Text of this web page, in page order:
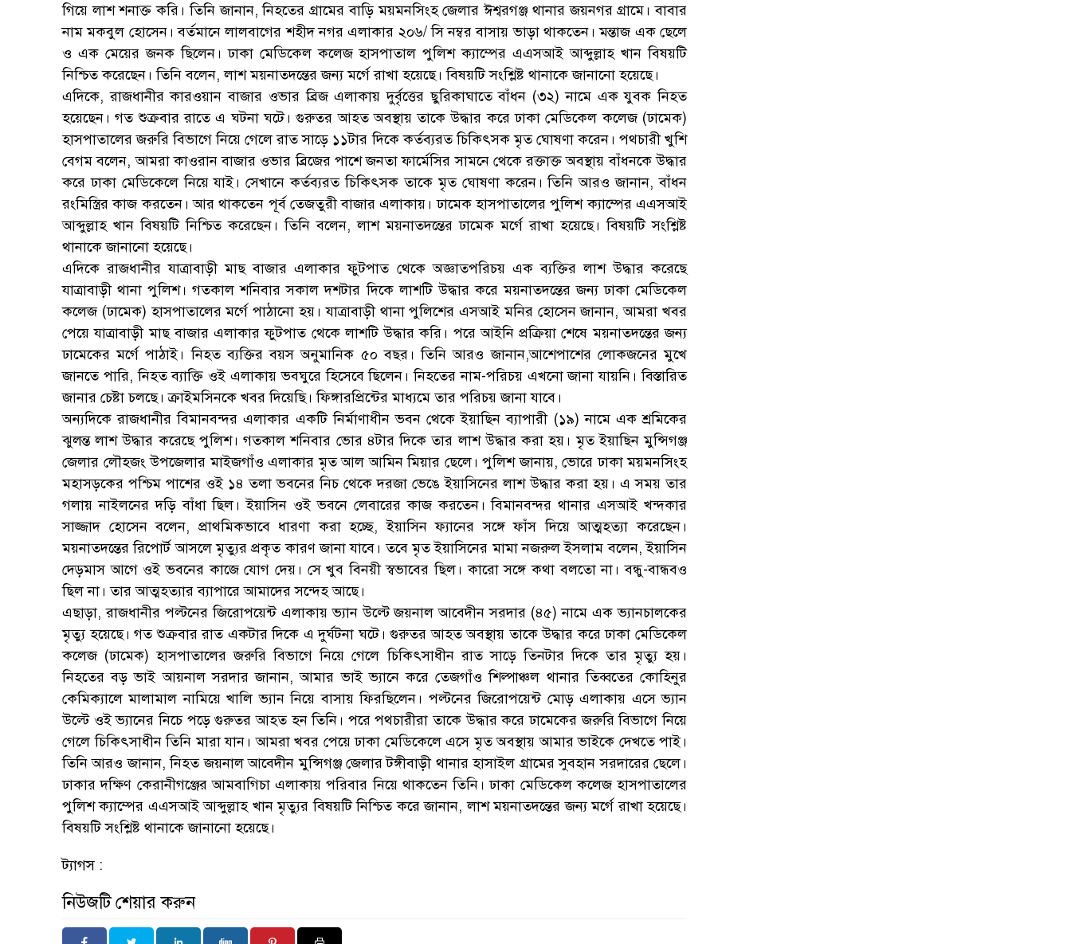
গিয়ে লাশ শনাক্ত করি। তিনি জানান, নিহতের গ্রামের বাড়ি ময়মনসিংহ জেলার ঈশ্বরগঞ্জ থানার জয়নগর গ্রামে। বাবার
নাম মকবুল হোসেন। বর্তমানে লালবাগের শহীদ নগর এলাকার ২০৬/ সি নম্বর বাসায় ভাড়া থাকতেন। মন্তাজ এক ছেলে
ও এক মেয়ের জনক ছিলেন। ঢাকা মেডিকেল কলেজ হাসপাতাল পুলিশ ক্যাম্পের এএসআই আব্দুল্লাহ খান বিষয়টি
নিশ্চিত করেছেন। তিনি বলেন, লাশ ময়নাতদন্তের জন্য মর্গে রাখা হয়েছে। বিষয়টি সংশ্লিষ্ট থানাকে জানানো হয়েছে।
এদিকে, রাজধানীর কারওয়ান বাজার ওভার ব্রিজ এলাকায় দুর্বৃত্তের ছুরিকাঘাতে বাঁধন (৩২) নামে এক যুবক নিহত
হয়েছেন। গত শুক্রবার রাতে এ ঘটনা ঘটে। গুরুতর আহত অবস্থায় তাকে উদ্ধার করে ঢাকা মেডিকেল কলেজ (ঢামেক)
হাসপাতালের জরুরি বিভাগে নিয়ে গেলে রাত সাড়ে ১১টার দিকে কর্তব্যরত চিকিৎসক মৃত ঘোষণা করেন। পথচারী খুশি
বেগম বলেন, আমরা কাওরান বাজার ওভার ব্রিজের পাশে জনতা ফার্মেসির সামনে থেকে রক্তাক্ত অবস্থায় বাঁধনকে উদ্ধার
করে ঢাকা মেডিকেলে নিয়ে যাই। সেখানে কর্তব্যরত চিকিৎসক তাকে মৃত ঘোষণা করেন। তিনি আরও জানান, বাঁধন
রংমিস্ত্রির কাজ করতেন। আর থাকতেন পূর্ব তেজতুরী বাজার এলাকায়। ঢামেক হাসপাতালের পুলিশ ক্যাম্পের এএসআই
আব্দুল্লাহ খান বিষয়টি নিশ্চিত করেছেন। তিনি বলেন, লাশ ময়নাতদন্তের ঢামেক মর্গে রাখা হয়েছে। বিষয়টি সংশ্লিষ্ট
থানাকে জানানো হয়েছে।
এদিকে রাজধানীর যাত্রাবাড়ী মাছ বাজার এলাকার ফুটপাত থেকে অজ্ঞাতপরিচয় এক ব্যক্তির লাশ উদ্ধার করেছে
যাত্রাবাড়ী থানা পুলিশ। গতকাল শনিবার সকাল দশটার দিকে লাশটি উদ্ধার করে ময়নাতদন্তের জন্য ঢাকা মেডিকেল
কলেজ (ঢামেক) হাসপাতালের মর্গে পাঠানো হয়। যাত্রাবাড়ী থানা পুলিশের এসআই মনির হোসেন জানান, আমরা খবর
পেয়ে যাত্রাবাড়ী মাছ বাজার এলাকার ফুটপাত থেকে লাশটি উদ্ধার করি। পরে আইনি প্রক্রিয়া শেষে ময়নাতদন্তের জন্য
ঢামেকের মর্গে পাঠাই। নিহত ব্যক্তির বয়স অনুমানিক ৫০ বছর। তিনি আরও জানান,আশেপাশের লোকজনের মুখে
জানতে পারি, নিহত ব্যাক্তি ওই এলাকায় ভবঘুরে হিসেবে ছিলেন। নিহতের নাম-পরিচয় এখনো জানা যায়নি। বিস্তারিত
জানার চেষ্টা চলছে। ক্রাইমসিনকে খবর দিয়েছি। ফিঙ্গারপ্রিন্টের মাধ্যমে তার পরিচয় জানা যাবে।
অন্যদিকে রাজধানীর বিমানবন্দর এলাকার একটি নির্মাণাধীন ভবন থেকে ইয়াছিন ব্যাপারী (১৯) নামে এক শ্রমিকের
ঝুলন্ত লাশ উদ্ধার করেছে পুলিশ। গতকাল শনিবার ভোর ৪টার দিকে তার লাশ উদ্ধার করা হয়। মৃত ইয়াছিন মুন্সিগঞ্জ
জেলার লৌহজং উপজেলার মাইজগাঁও এলাকার মৃত আল আমিন মিয়ার ছেলে। পুলিশ জানায়, ভোরে ঢাকা ময়মনসিংহ
মহাসড়কের পশ্চিম পাশের ওই ১৪ তলা ভবনের নিচ থেকে দরজা ভেঙে ইয়াসিনের লাশ উদ্ধার করা হয়। এ সময় তার
গলায় নাইলনের দড়ি বাঁধা ছিল। ইয়াসিন ওই ভবনে লেবারের কাজ করতেন। বিমানবন্দর থানার এসআই খন্দকার
সাজ্জাদ হোসেন বলেন, প্রাথমিকভাবে ধারণা করা হচ্ছে, ইয়াসিন ফ্যানের সঙ্গে ফাঁস দিয়ে আত্মহত্যা করেছেন।
ময়নাতদন্তের রিপোর্ট আসলে মৃত্যুর প্রকৃত কারণ জানা যাবে। তবে মৃত ইয়াসিনের মামা নজরুল ইসলাম বলেন, ইয়াসিন
দেড়মাস আগে ওই ভবনের কাজে যোগ দেয়। সে খুব বিনয়ী স্বভাবের ছিল। কারো সঙ্গে কথা বলতো না। বন্ধু-বান্ধবও
ছিল না। তার আত্মহত্যার ব্যাপারে আমাদের সন্দেহ আছে।
এছাড়া, রাজধানীর পল্টনের জিরোপয়েন্ট এলাকায় ভ্যান উল্টে জয়নাল আবেদীন সরদার (৪৫) নামে এক ভ্যানচালকের
মৃত্যু হয়েছে। গত শুক্রবার রাত একটার দিকে এ দুর্ঘটনা ঘটে। গুরুতর আহত অবস্থায় তাকে উদ্ধার করে ঢাকা মেডিকেল
কলেজ (ঢামেক) হাসপাতালের জরুরি বিভাগে নিয়ে গেলে চিকিৎসাধীন রাত সাড়ে তিনটার দিকে তার মৃত্যু হয়।
নিহতের বড় ভাই আয়নাল সরদার জানান, আমার ভাই ভ্যানে করে তেজগাঁও শিল্পাঞ্চল থানার তিব্বতের কোহিনুর
কেমিক্যালে মালামাল নামিয়ে খালি ভ্যান নিয়ে বাসায় ফিরছিলেন। পল্টনের জিরোপয়েন্ট মোড় এলাকায় এসে ভ্যান
উল্টে ওই ভ্যানের নিচে পড়ে গুরুতর আহত হন তিনি। পরে পথচারীরা তাকে উদ্ধার করে ঢামেকের জরুরি বিভাগে নিয়ে
গেলে চিকিৎসাধীন তিনি মারা যান। আমরা খবর পেয়ে ঢাকা মেডিকেলে এসে মৃত অবস্থায় আমার ভাইকে দেখতে পাই।
তিনি আরও জানান, নিহত জয়নাল আবেদীন মুন্সিগঞ্জ জেলার টঙ্গীবাড়ী থানার হাসাইল গ্রামের সুবহান সরদারের ছেলে।
ঢাকার দক্ষিণ কেরানীগঞ্জের আমবাগিচা এলাকায় পরিবার নিয়ে থাকতেন তিনি। ঢাকা মেডিকেল কলেজ হাসপাতালের
পুলিশ ক্যাম্পের এএসআই আব্দুল্লাহ খান মৃত্যুর বিষয়টি নিশ্চিত করে জানান, লাশ ময়নাতদন্তের জন্য মর্গে রাখা হয়েছে।
বিষয়টি সংশ্লিষ্ট থানাকে জানানো হয়েছে।
ট্যাগস :
নিউজটি শেয়ার করুন